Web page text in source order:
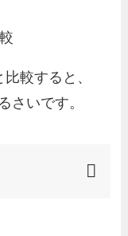
較すると、
さいです。